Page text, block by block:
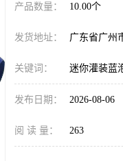
产品数量： 10.00个
发货地址： 广东省广州
关键词： 迷你灌装蓝
发布日期： 2026-08-06
阅 读 量： 263